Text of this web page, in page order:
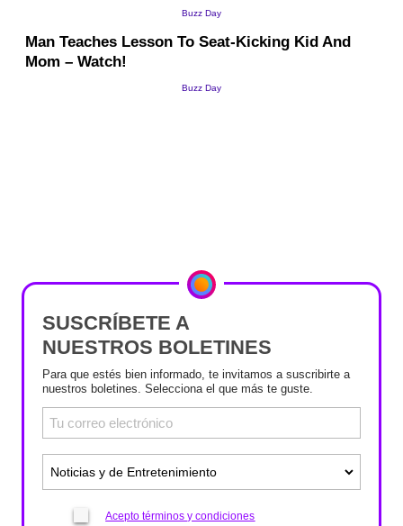
SUSCRÍBETE A
NUESTROS BOLETINES
Para que estés bien informado, te invitamos a suscribirte a
nuestros boletines. Selecciona el que más te guste.
Acepto términos y condiciones